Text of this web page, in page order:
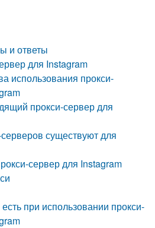
и ответы
для Instagram
использования прокси-
прокси-сервер для
существуют для
сервер для Instagram
при использовании прокси-